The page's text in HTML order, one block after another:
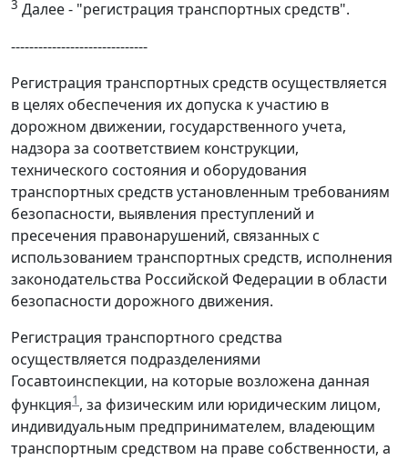
3 Далее - "регистрация транспортных средств".
------------------------------
Регистрация транспортных средств осуществляется
в целях обеспечения их допуска к участию в
дорожном движении, государственного учета,
надзора за соответствием конструкции,
технического состояния и оборудования
транспортных средств установленным требованиям
безопасности, выявления преступлений и
пресечения правонарушений, связанных с
использованием транспортных средств, исполнения
законодательства Российской Федерации в области
безопасности дорожного движения.
Регистрация транспортного средства
осуществляется подразделениями
Госавтоинспекции, на которые возложена данная
функция1 , за физическим или юридическим лицом,
индивидуальным предпринимателем, владеющим
транспортным средством на праве собственности, а